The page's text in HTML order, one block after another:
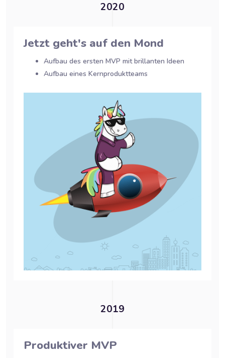
2020
Jetzt geht's auf den Mond
Aufbau des ersten MVP mit brillanten Ideen
Aufbau eines Kernproduktteams
2019
Produktiver MVP